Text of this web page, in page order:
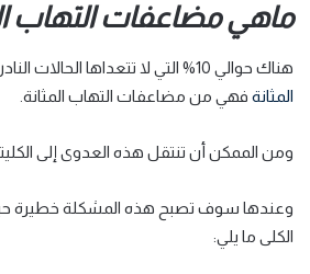
ماهي مضاعفات التهاب
هناك حوالي 10% التي لا تتعداها الحالات النادرة، في الإصابة
المثانة فهي من مضاعفات التهاب المثانة.
ومن الممكن أن تنتقل هذه العدوى إلى
وعندها سوف تصبح هذه المشكلة خطيرة
الكلى ما يلي: